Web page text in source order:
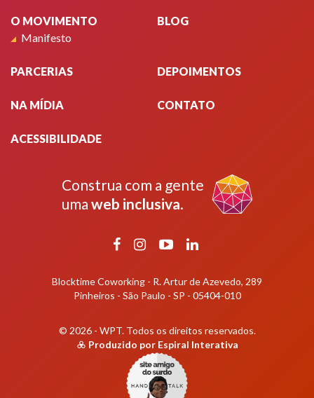
O MOVIMENTO
Manifesto
BLOG
PARCERIAS DEPOIMENTOS
NA MÍDIA CONTATO
ACESSIBILIDADE
Construa com a gente
uma web inclusiva.
Facebook
Instagram
YouTubeLinkedIn
Blocktime Coworking - R. Artur de Azevedo, 289
Pinheiros - São Paulo - SP - 05404-010
© 2026 - WPT. Todos os direitos reservados.
Produzido por Espiral Interativa